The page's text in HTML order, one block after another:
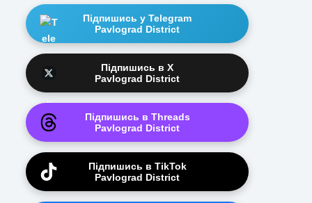
Підпишись у Telegram
Pavlograd District
Підпишись в X
Pavlograd District
Підпишись в Threads
Pavlograd District
Підпишись в TikTok
Pavlograd District